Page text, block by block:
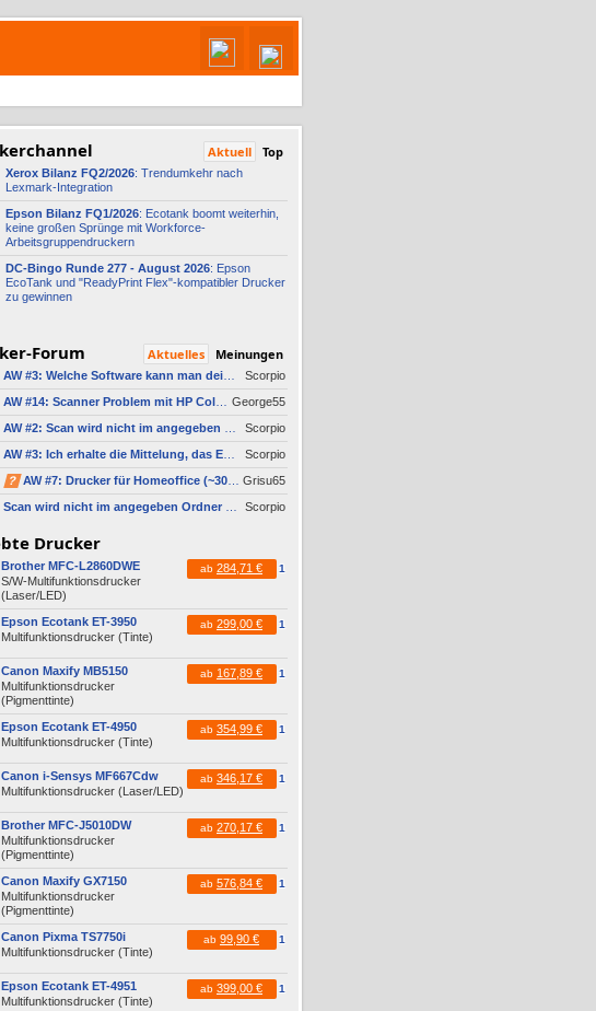
Aktuell Top
Xerox Bilanz FQ2/2026: Trendumkehr nach
Lexmark-​Integration
Epson Bilanz FQ1/2026: Ecotank boomt weiterhin,
keine großen Sprünge mit Workforce-​
Arbeitsgruppendruckern
DC-​Bingo Runde 277 -​ August 2026: Epson
EcoTank und "ReadyPrint Flex"-​kompatibler Drucker
zu gewinnen
Forum Aktuelles Meinungen
AW #3: Welche Software kann man deinstallieren - welche ich zwingend erforderlich
Scorpio
AW #14: Scanner Problem mit HP Color Laserjet Pro MFP M479fdw
George55
Scorpio
AW #3: Ich erhalte die Mittelung, das Epson Scanner Monitor demnächst nicht mehr vom Mac unterstützt wird
Scorpio
? AW #7: Drucker für Homeoffice (~30 S./Monat) – Technologieoffen (Duplex-Scan ODER nur Kopieren)
Grisu65
Scorpio
Drucker
ab 284,71 € 1
Brother MFC-L2860DWE
S/W-Multifunktionsdrucker
(Laser/LED)
ab 299,00 € 1
Epson Ecotank ET-3950
Multifunktionsdrucker (Tinte)
ab 167,89 € 1
Canon Maxify MB5150
Multifunktionsdrucker
(Pigmenttinte)
ab 354,99 € 1
Epson Ecotank ET-4950
Multifunktionsdrucker (Tinte)
ab 346,17 € 1
Canon i-Sensys MF667Cdw
Multifunktionsdrucker (Laser/LED)
ab 270,17 € 1
Brother MFC-J5010DW
Multifunktionsdrucker
(Pigmenttinte)
ab 576,84 € 1
Canon Maxify GX7150
Multifunktionsdrucker
(Pigmenttinte)
ab 99,90 € 1
Canon Pixma TS7750i
Multifunktionsdrucker (Tinte)
ab 399,00 € 1
Epson Ecotank ET-4951
Multifunktionsdrucker (Tinte)